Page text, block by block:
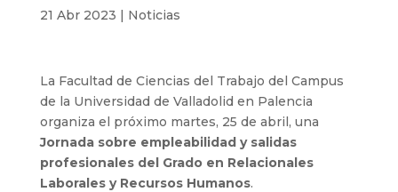
21 Abr 2023 | Noticias
La Facultad de Ciencias del Trabajo del Campus
de la Universidad de Valladolid en Palencia
organiza el próximo martes, 25 de abril, una
Jornada sobre empleabilidad y salidas
profesionales del Grado en Relacionales
Laborales y Recursos Humanos.